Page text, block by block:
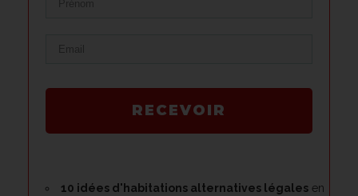
RECEVOIR
10 idées d'habitations alternatives légales en